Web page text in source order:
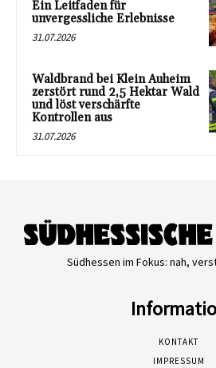
Ein Leitfaden für
unvergessliche Erlebnisse
31.07.2026
Waldbrand bei Klein Auheim
zerstört rund 2,5 Hektar Wald
und löst verschärfte
Kontrollen aus
31.07.2026
Südhessen im Fokus: nah,
KONTAKT
IMPRESSUM